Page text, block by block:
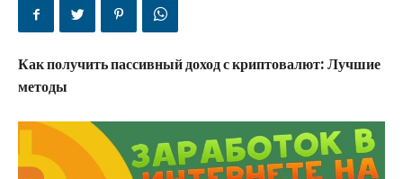
Как получить пассивный доход с криптовалют: Лучшие
методы